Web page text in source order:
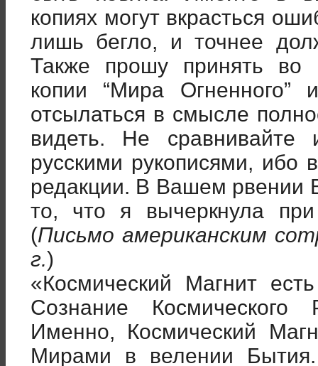
копиях могут вкрасться
лишь бегло, и точнее
Также прошу принять во
копии “Мира Огненного”
отсылаться в смысле
видеть. Не
русскими рукописями, ибо
редакции. В Вашем рвении
то, что я вычеркнула
(Письмо американским
г.)
«Космический Магнит
Сознание
Именно, Космический
Мирами в велении